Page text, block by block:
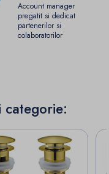
Account manager
pregatit si dedicat
partenerilor si
colaboratorilor
categorie: